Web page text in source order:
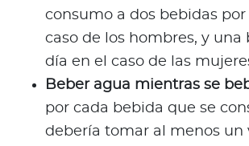
consumo a dos bebidas por
caso de los hombres, y una
día en el caso de las
Beber agua mientras se
por cada bebida que se
debería tomar al menos un